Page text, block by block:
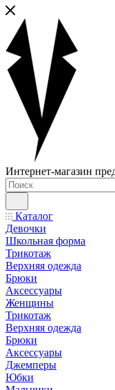
Интернет-магазин
Каталог
Девочки
Школьная форма
Трикотаж
Верхняя одежда
Брюки
Аксессуары
Женщины
Трикотаж
Верхняя одежда
Брюки
Аксессуары
Джемперы
Юбки